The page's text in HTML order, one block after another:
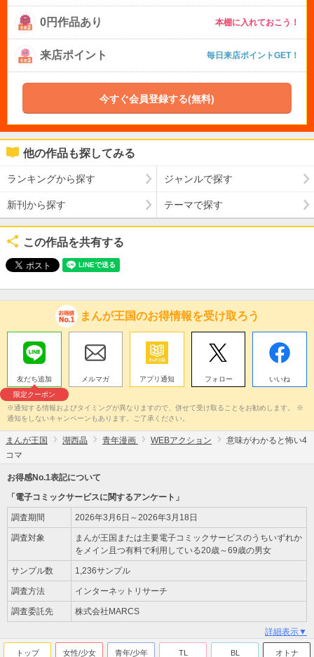
0円作品あり 本棚に入れておこう！
来店ポイント 毎日来店ポイントGET！
今すぐ会員登録する(無料)
他の作品も探してみる
ランキングから探す ジャンルで探す
新刊から探す テーマで探す
この作品を共有する
まんが王国のお得情報を受け取ろう
友だち追加
限定クーポン
メルマガ アプリ通知 フォロー いいね
※通知する情報およびタイミングが異なりますので、併せて受け取ることをお勧めします。 ※
通知をしないキャンペーンもあります。ご了承ください。
まんが王国 湖西晶 青年漫画 WEBアクション
意味がわかると怖い4
コマ
お得感No.1表記について
「電子コミックサービスに関するアンケート」
調査期間 2026年3月6日～2026年3月18日
調査対象
まんが王国または主要電子コミックサービスのうちいずれか
をメイン且つ有料で利用している20歳～69歳の男女
サンプル数 1,236サンプル
調査方法 インターネットリサーチ
調査委託先 株式会社MARCS
詳細表示▼
トップ 女性/少女 青年/少年 TL BL オトナ